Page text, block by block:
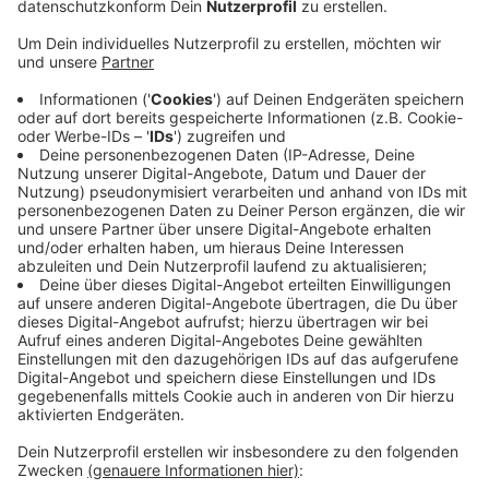
Die neuen Telefonnummern
Anzeige
Nach der Borkener Vorwahl folgt eine neue
Kopfnummer: die 681. Und danach kommen dann die
Durchwahlen zu den einzelnen Stellen und
Mitarbeitern. Ihr könnt die Kreisverwaltung aber auch
bis auf weiteres noch unter den alten Nummern
erreichen. Wenn die nicht mehr gelten, erfahrt Ihr auch
das natürlich hier bei uns.
Hier findet Ihr die neuen Telefonnummern.
Anzeige